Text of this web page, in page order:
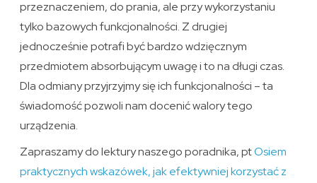
przeznaczeniem, do prania, ale przy wykorzystaniu
tylko bazowych funkcjonalności. Z drugiej
jednocześnie potrafi być bardzo wdzięcznym
przedmiotem absorbującym uwagę i to na długi czas.
Dla odmiany przyjrzyjmy się ich funkcjonalności – ta
świadomość pozwoli nam docenić walory tego
urządzenia.
Zapraszamy do lektury naszego poradnika, ptOsiem
praktycznych wskazówek, jak efektywniej korzystać z